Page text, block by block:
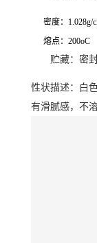
密度：1.028g/
熔点：200oC
贮藏：密
性状描述：白
有滑腻感，不